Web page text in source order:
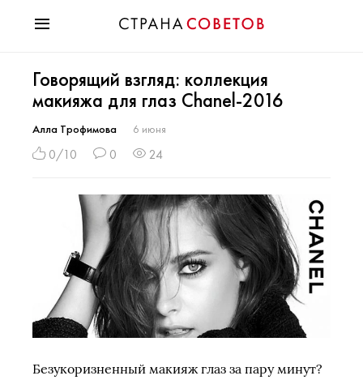
Мода
Звезды
Гороскопы
Здоровье
Говорящий взгляд: коллекция
макияжа для глаз Chanel-2016
Алла Трофимова 6 июня
0/10 0 24
Безукоризненный макияж глаз за пару минут?